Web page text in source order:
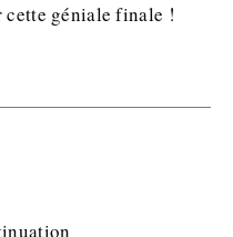
cette géniale finale !